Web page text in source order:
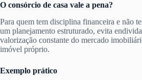
O consórcio de casa vale a pena?
Para quem tem disciplina financeira e não
um planejamento estruturado, evita
valorização constante do mercado
imóvel próprio.
Exemplo prático